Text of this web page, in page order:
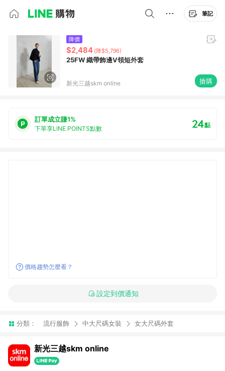
筆記
降價
$2,484 (降$5,796)
25FW 織帶飾邊V領短外套
新光三越skm online 搶購
訂單成立賺1%
下單享LINE POINTS點數 24點
價格趨勢怎麼看？
設定到價通知
分類： 流行服飾 中大尺碼女裝 女大尺碼外套
新光三越skm online